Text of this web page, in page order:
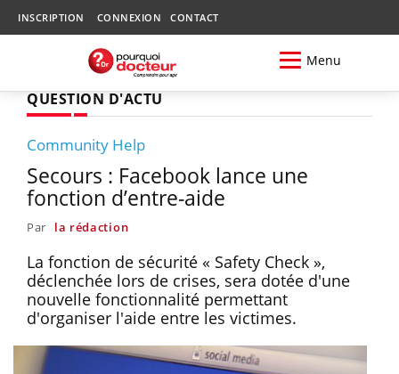
INSCRIPTION CONNEXION CONTACT
Menu
QUESTION D'ACTU
Community Help
Secours : Facebook lance une
fonction d’entre-aide
Par la rédaction
La fonction de sécurité « Safety Check »,
déclenchée lors de crises, sera dotée d'une
nouvelle fonctionnalité permettant
d'organiser l'aide entre les victimes.